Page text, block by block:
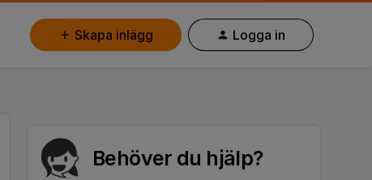
Skapa inlägg Logga in
Behöver du hjälp?